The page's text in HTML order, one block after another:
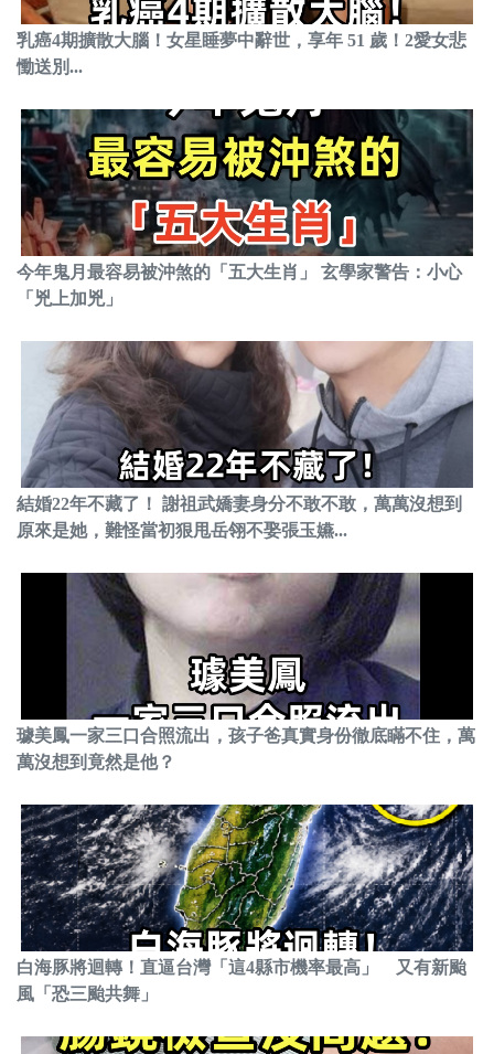
乳癌4期擴散大腦！女星睡夢中辭世，享年 51 歲！2愛女悲
慟送別...
今年鬼月最容易被沖煞的「五大生肖」 玄學家警告：小心
「兇上加兇」
結婚22年不藏了！ 謝祖武嬌妻身分不敢不敢，萬萬沒想到
原來是她，難怪當初狠甩岳翎不娶張玉嬿...
璩美鳳一家三口合照流出，孩子爸真實身份徹底瞞不住，萬
萬沒想到竟然是他？
白海豚將迴轉！直逼台灣「這4縣市機率最高」 又有新颱
風「恐三颱共舞」